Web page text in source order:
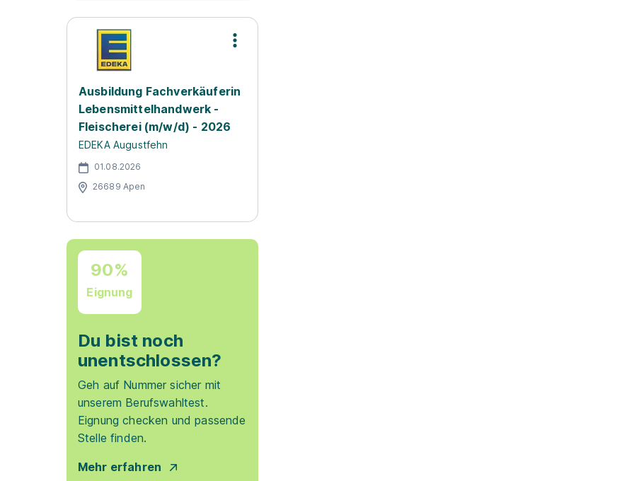
Ausbildung Fachverkäuferin
Lebensmittelhandwerk -
Fleischerei (m/w/d) - 2026
EDEKA Augustfehn
01.08.2026
26689 Apen
90%
Eignung
Du bist noch
unentschlossen?
Geh auf Nummer sicher mit
unserem Berufswahltest.
Eignung checken und passende
Stelle finden.
Mehr erfahren